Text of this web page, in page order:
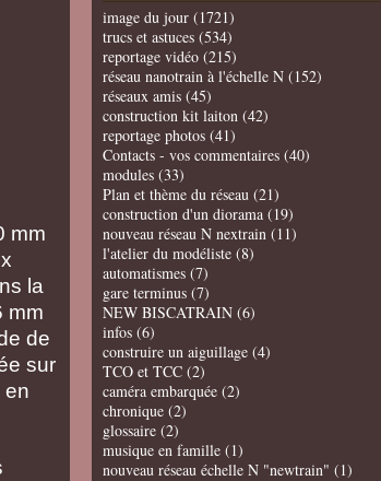
mm
la
mm
de
sur
en
image du jour (1721)
trucs et astuces (534)
reportage vidéo (215)
réseau nanotrain à l'échelle N (152)
réseaux amis (45)
construction kit laiton (42)
reportage photos (41)
Contacts - vos commentaires (40)
modules (33)
Plan et thème du réseau (21)
construction d'un diorama (19)
nouveau réseau N nextrain (11)
l'atelier du modéliste (8)
automatismes (7)
gare terminus (7)
NEW BISCATRAIN (6)
infos (6)
construire un aiguillage (4)
TCO et TCC (2)
caméra embarquée (2)
chronique (2)
glossaire (2)
musique en famille (1)
nouveau réseau échelle N "newtrain" (1)